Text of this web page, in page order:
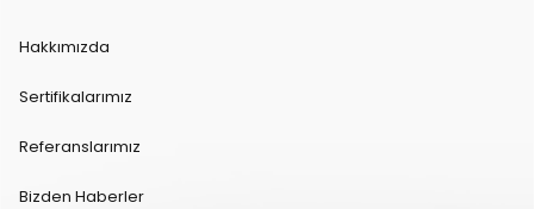
Hakkımızda
Sertifikalarımız
Referanslarımız
Bizden Haberler